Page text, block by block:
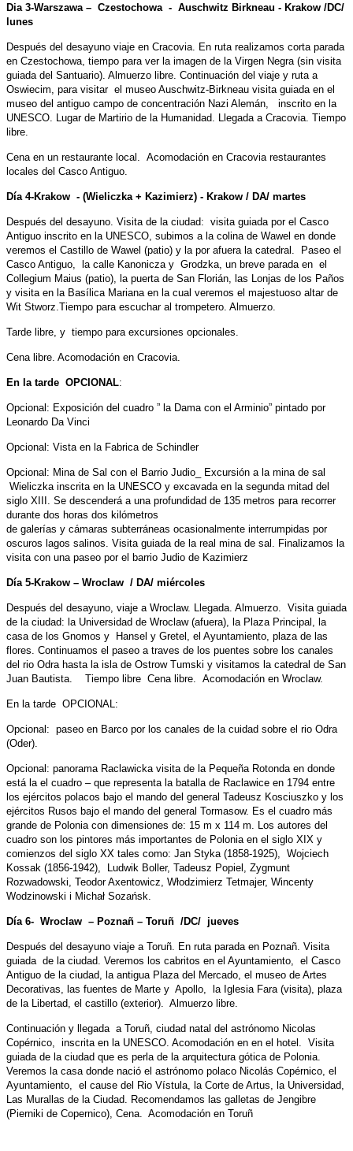
Dia 3-Warszawa – Czestochowa - Auschwitz Birkneau - Krakow /DC/
lunes
Después del desayuno viaje en Cracovia. En ruta realizamos corta parada
en Czestochowa, tiempo para ver la imagen de la Virgen Negra (sin visita
guiada del Santuario). Almuerzo libre. Continuación del viaje y ruta a
Oswiecim, para visitar el museo Auschwitz-Birkneau visita guiada en el
museo del antiguo campo de concentración Nazi Alemán, inscrito en la
UNESCO. Lugar de Martirio de la Humanidad. Llegada a Cracovia. Tiempo
libre.
Cena en un restaurante local. Acomodación en Cracovia restaurantes
locales del Casco Antiguo.
Día 4-Krakow - (Wieliczka + Kazimierz) - Krakow / DA/ martes
Después del desayuno. Visita de la ciudad: visita guiada por el Casco
Antiguo inscrito en la UNESCO, subimos a la colina de Wawel en donde
veremos el Castillo de Wawel (patio) y la por afuera la catedral. Paseo el
Casco Antiguo, la calle Kanonicza y Grodzka, un breve parada en el
Collegium Maius (patio), la puerta de San Florián, las Lonjas de los Paños
y visita en la Basílica Mariana en la cual veremos el majestuoso altar de
Wit Stworz.Tiempo para escuchar al trompetero. Almuerzo.
Tarde libre, y tiempo para excursiones opcionales.
Cena libre. Acomodación en Cracovia.
En la tarde OPCIONAL:
Opcional: Exposición del cuadro ” la Dama con el Arminio” pintado por
Leonardo Da Vinci
Opcional: Vista en la Fabrica de Schindler
Opcional: Mina de Sal con el Barrio Judio_ Excursión a la mina de sal
Wieliczka inscrita en la UNESCO y excavada en la segunda mitad del
siglo XIII. Se descenderá a una profundidad de 135 metros para recorrer
durante dos horas dos kilómetros
de galerías y cámaras subterráneas ocasionalmente interrumpidas por
oscuros lagos salinos. Visita guiada de la real mina de sal. Finalizamos la
visita con una paseo por el barrio Judio de Kazimierz
Día 5-Krakow – Wroclaw / DA/ miércoles
Después del desayuno, viaje a Wroclaw. Llegada. Almuerzo. Visita guiada
de la ciudad: la Universidad de Wroclaw (afuera), la Plaza Principal, la
casa de los Gnomos y Hansel y Gretel, el Ayuntamiento, plaza de las
flores. Continuamos el paseo a traves de los puentes sobre los canales
del rio Odra hasta la isla de Ostrow Tumski y visitamos la catedral de San
Juan Bautista. Tiempo libre Cena libre. Acomodación en Wroclaw.
En la tarde OPCIONAL:
Opcional: paseo en Barco por los canales de la cuidad sobre el rio Odra
(Oder).
Opcional: panorama Raclawicka visita de la Pequeña Rotonda en donde
está la el cuadro – que representa la batalla de Raclawice en 1794 entre
los ejércitos polacos bajo el mando del general Tadeusz Kosciuszko y los
ejércitos Rusos bajo el mando del general Tormasow. Es el cuadro más
grande de Polonia con dimensiones de: 15 m x 114 m. Los autores del
cuadro son los pintores más importantes de Polonia en el siglo XIX y
comienzos del siglo XX tales como: Jan Styka (1858-1925), Wojciech
Kossak (1856-1942), Ludwik Boller, Tadeusz Popiel, Zygmunt
Rozwadowski, Teodor Axentowicz, Włodzimierz Tetmajer, Wincenty
Wodzinowski i Michał Sozańsk.
Día 6- Wroclaw – Poznañ – Toruñ /DC/ jueves
Después del desayuno viaje a Toruñ. En ruta parada en Poznañ. Visita
guiada de la ciudad. Veremos los cabritos en el Ayuntamiento, el Casco
Antiguo de la ciudad, la antigua Plaza del Mercado, el museo de Artes
Decorativas, las fuentes de Marte y Apollo, la Iglesia Fara (visita), plaza
de la Libertad, el castillo (exterior). Almuerzo libre.
Continuación y llegada a Toruñ, ciudad natal del astrónomo Nicolas
Copérnico, inscrita en la UNESCO. Acomodación en en el hotel. Visita
guiada de la ciudad que es perla de la arquitectura gótica de Polonia.
Veremos la casa donde nació el astrónomo polaco Nicolás Copérnico, el
Ayuntamiento, el cause del Rio Vístula, la Corte de Artus, la Universidad,
Las Murallas de la Ciudad. Recomendamos las galletas de Jengibre
(Pierniki de Copernico), Cena. Acomodación en Toruñ